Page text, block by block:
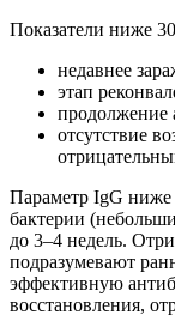
Показатели ниже
недавнее
этап
продолжение
отсутствие
Параметр IgG ниже
бактерии
до 3–4 недель.
подразумевают
эффективную
восстановления,